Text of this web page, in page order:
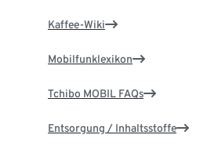
Kaffee-Wiki
Mobilfunklexikon
Tchibo MOBIL FAQs
Entsorgung / Inhaltsstoffe